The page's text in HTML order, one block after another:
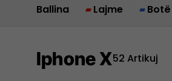
Ballina Lajme Botë
Iphone X52 Artikuj